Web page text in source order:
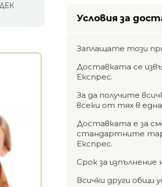
ДЕК
Условия за
Заплащате този
Доставката се
Експрес.
За да получите
всеки от тях в
Доставката е за
стандартните
Експрес.
Срок за
Всички други общи